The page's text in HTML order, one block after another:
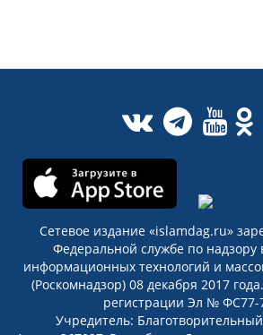
Сетевое издание «islamdag.ru»
Федеральной службе по надзору
информационных технологий и
(Роскомнадзор) 08 декабря 2017
регистрации Эл № ФС77-
Учредитель: